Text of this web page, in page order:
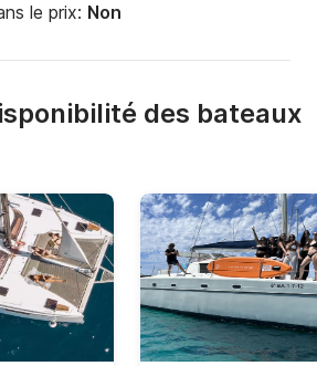
le prix: Non
des bateaux